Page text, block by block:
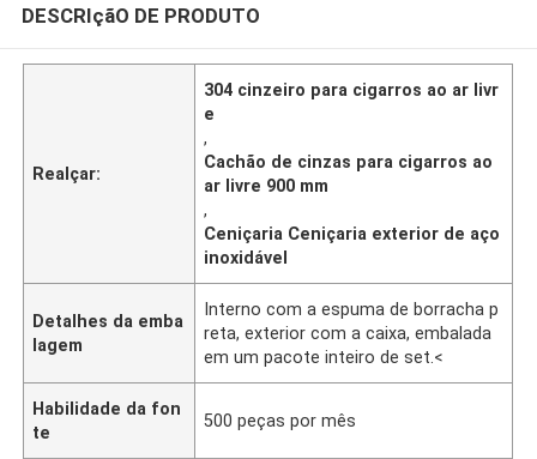
DESCRIçãO DE PRODUTO
Realçar:
304 cinzeiro para cigarros ao ar livr
e
,
Cachão de cinzas para cigarros ao
ar livre 900 mm
,
Ceniçaria Ceniçaria exterior de aço
inoxidável
Detalhes da emba
lagem
Interno com a espuma de borracha p
reta, exterior com a caixa, embalada
em um pacote inteiro de set.<
Habilidade da fon
te
500 peças por mês